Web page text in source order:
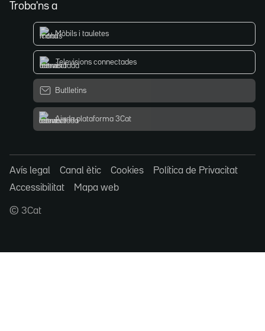
Troba'ns a
Mòbils i tauletes
Televisions connectades
Butlletins
Ajuda plataforma 3Cat
Avís legal Canal ètic Cookies
Política de Privacitat
Accessibilitat
Mapa web
© 3Cat